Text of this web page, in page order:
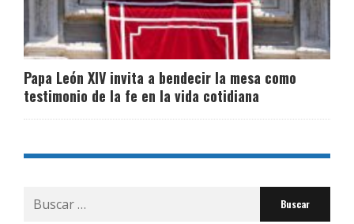
Papa León XIV invita a bendecir la mesa como
testimonio de la fe en la vida cotidiana
Buscar
por: